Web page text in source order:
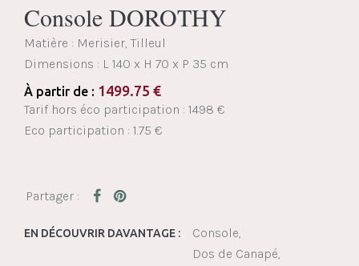
Console DOROTHY
Matière : Merisier, Tilleul
Dimensions : L 140 x H 70 x P 35 cm
À partir de : 1499.75 €
Tarif hors éco participation : 1498 €
Eco participation : 1.75 €
EN DÉCOUVRIR DAVANTAGE :
Console
Dos de Canapé